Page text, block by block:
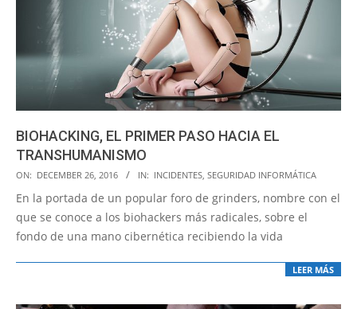
BIOHACKING, EL PRIMER PASO HACIA EL
TRANSHUMANISMO
2016-
12-
26
ON: DECEMBER 26, 2016 IN: INCIDENTES, SEGURIDAD INFORMÁTICA
En la portada de un popular foro de grinders, nombre con el
que se conoce a los biohackers más radicales, sobre el
fondo de una mano cibernética recibiendo la vida
LEER MÁS